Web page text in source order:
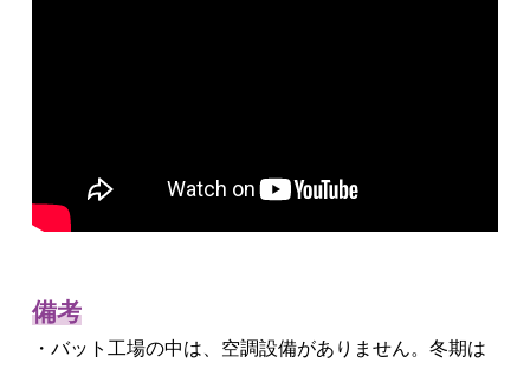
＊特集記事／ 野球界を支える、バットの街・福光へ
備考
・バット工場の中は、空調設備がありません。冬期は